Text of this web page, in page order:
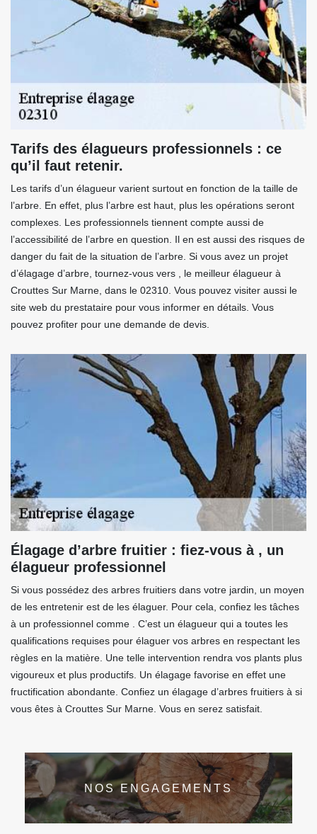
Tarifs des élagueurs professionnels : ce
qu’il faut retenir.
Les tarifs d’un élagueur varient surtout en fonction de la taille de
l’arbre. En effet, plus l’arbre est haut, plus les opérations seront
complexes. Les professionnels tiennent compte aussi de
l’accessibilité de l’arbre en question. Il en est aussi des risques de
danger du fait de la situation de l’arbre. Si vous avez un projet
d’élagage d’arbre, tournez-vous vers , le meilleur élagueur à
Crouttes Sur Marne, dans le 02310. Vous pouvez visiter aussi le
site web du prestataire pour vous informer en détails. Vous
pouvez profiter pour une demande de devis.
Élagage d’arbre fruitier : fiez-vous à , un
élagueur professionnel
Si vous possédez des arbres fruitiers dans votre jardin, un moyen
de les entretenir est de les élaguer. Pour cela, confiez les tâches
à un professionnel comme . C’est un élagueur qui a toutes les
qualifications requises pour élaguer vos arbres en respectant les
règles en la matière. Une telle intervention rendra vos plants plus
vigoureux et plus productifs. Un élagage favorise en effet une
fructification abondante. Confiez un élagage d’arbres fruitiers à si
vous êtes à Crouttes Sur Marne. Vous en serez satisfait.
NOS ENGAGEMENTS